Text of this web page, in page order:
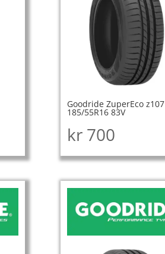
Goodride ZuperEco z107
185/55R16 83V
kr 700